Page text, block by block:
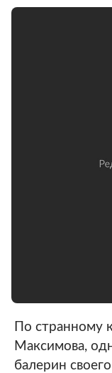
По странному
Максимова,
балерин